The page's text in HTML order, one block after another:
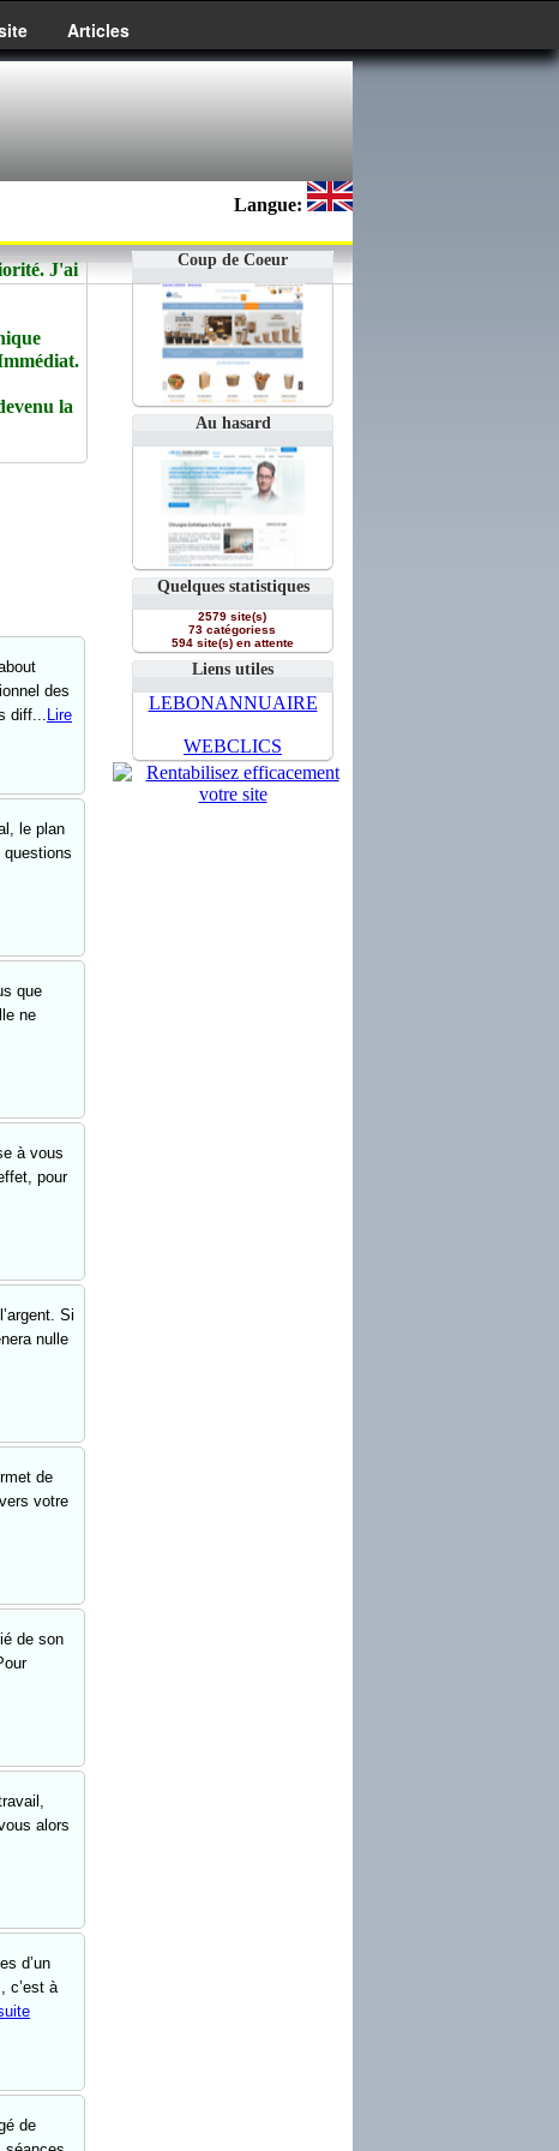
Articles
Langue:
Coup de Coeur
Au hasard
Quelques statistiques
2579 site(s)
73 catégoriess
594 site(s) en attente
Liens utiles
LEBONANNUAIRE
WEBCLICS
J'ai
la
des
diff... Lire
le plan
que
ne
à vous
pour
Si
nulle
de
votre
de son
alors
d’un
c’est à
de